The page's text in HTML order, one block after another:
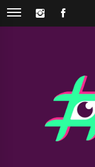
Skip
INSTAGRAM